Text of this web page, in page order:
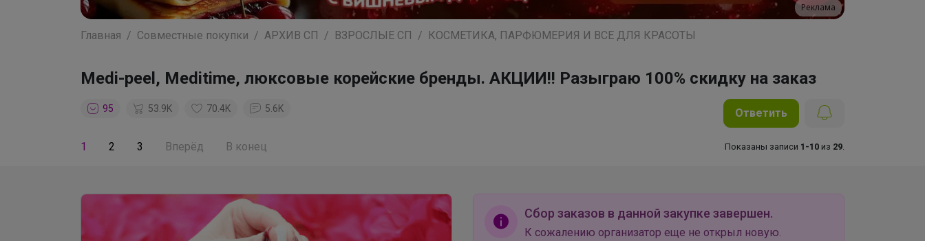
Реклама
Главная Совместные покупки АРХИВ СП ВЗРОСЛЫЕ СП КОСМЕТИКА, ПАРФЮМЕРИЯ И ВСЕ ДЛЯ КРАСОТЫ
Medi-peel, Meditime, люксовые корейские бренды. АКЦИИ!! Разыграю 100% скидку на заказ
95 53.9K 70.4K 5.6K Ответить
1 2 3 Вперёд В конец Показаны записи 1-10 из 29.
Сбор заказов в данной закупке завершен.
К сожалению организатор еще не открыл новую.